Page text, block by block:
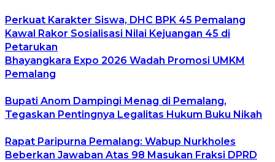
Perkuat Karakter Siswa, DHC BPK 45 Pemalang
Kawal Rakor Sosialisasi Nilai Kejuangan 45 di
Petarukan
Bhayangkara Expo 2026 Wadah Promosi UMKM
Pemalang
Bupati Anom Dampingi Menag di Pemalang,
Tegaskan Pentingnya Legalitas Hukum Buku Nikah
Rapat Paripurna Pemalang: Wabup Nurkholes
Beberkan Jawaban Atas 98 Masukan Fraksi DPRD